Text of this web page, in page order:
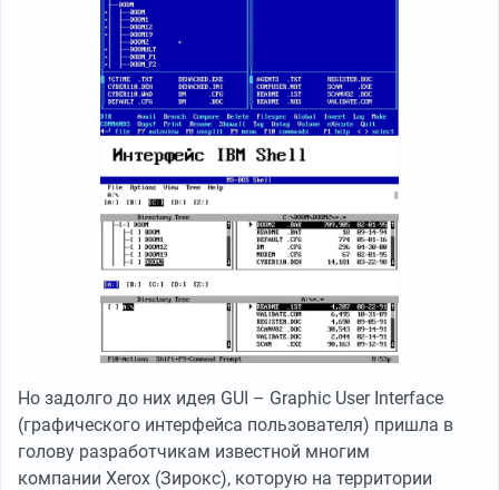
Но задолго до них идея GUI – Graphic User Interface
(графического интерфейса пользователя) пришла в
голову разработчикам известной многим
компании Xerox (Зирокс), которую на территории